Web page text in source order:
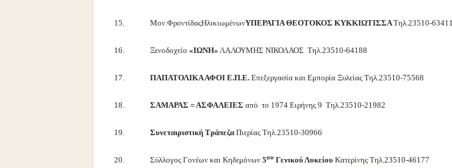
15. Μον.ΦροντίδαςΗλικιωμένωνΥΠΕΡΑΓΙΑ ΘΕΟΤΟΚΟΣ ΚΥΚΚΙΩΤΙΣΣΑΤηλ.23510-63411
16. Ξενοδοχείο «ΙΩΝΗ» ΛΑΛΟΥΜΗΣ ΝΙΚΟΛΑΟΣ Τηλ.23510-64188
17. ΠΑΠΑΤΟΛΙΚΑ ΑΦΟΙ Ε.Π.Ε. Επεξεργασία και Εμπορία Ξυλείας Τηλ.23510-75568
18. ΣΑΜΑΡΑΣ = ΑΣΦΑΛΕΙΕΣ από το 1974 Ειρήνης 9 Τηλ.23510-21982
19. Συνεταιριστική Τράπεζα Πιερίας Τηλ.23510-30966
20. Σύλλογος Γονέων και Κηδεμόνων 5ου Γενικού Λυκείου Κατερίνης Τηλ.23510-46177